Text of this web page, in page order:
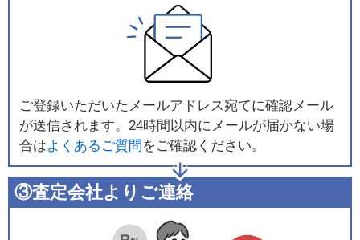
ご登録いただいたメールアドレス宛てに確認メール
が送信されます。24時間以内にメールが届かない場
合はよくあるご質問 をご確認ください。
③査定会社よりご連絡